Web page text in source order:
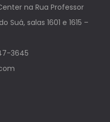
na Rua Professor
Suá, salas 1601 e 1615 –
3645